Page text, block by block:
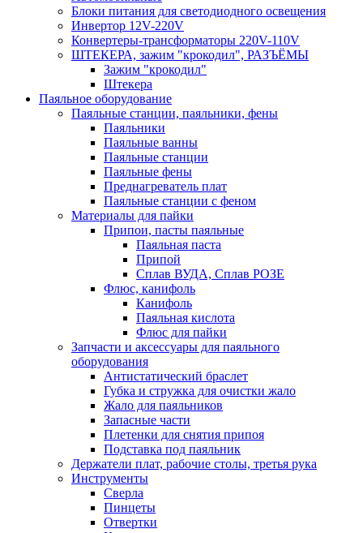
Блоки питания для светодиодного освещения
Инвертор 12V-220V
Конвертеры-трансформаторы 220V-110V
ШТЕКЕРА, зажим "крокодил", РАЗЪЁМЫ
Зажим "крокодил"
Штекера
Паяльное оборудование
Паяльные станции, паяльники, фены
Паяльники
Паяльные ванны
Паяльные станции
Паяльные фены
Преднагреватель плат
Паяльные станции с феном
Материалы для пайки
Припои, пасты паяльные
Паяльная паста
Припой
Сплав ВУДА, Сплав РОЗЕ
Флюс, канифоль
Канифоль
Паяльная кислота
Флюс для пайки
Запчасти и аксессуары для паяльного
оборудования
Антистатический браслет
Губка и стружка для очистки жало
Жало для паяльников
Запасные части
Плетенки для снятия припоя
Подставка под паяльник
Держатели плат, рабочие столы, третья рука
Инструменты
Сверла
Пинцеты
Отвертки